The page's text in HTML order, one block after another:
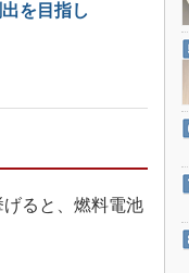
を目指し
ると、燃料電池